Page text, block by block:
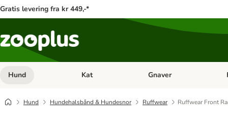
Gratis levering fra kr 449,-*
Hund Åben kategori menu: Hund
Kat Åben kategori menu: Kat
Gnaver
Hund Hundehalsbånd & Hundesnor Ruffwear Ruffwear Front